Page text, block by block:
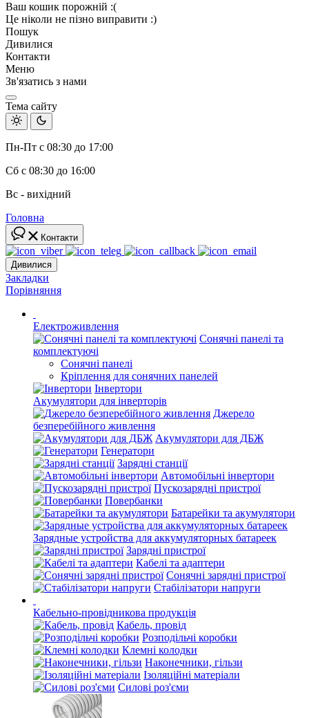
Ваш кошик порожній :(
Це ніколи не пізно виправити :)
Пошук
Дивилися
Контакти
Меню
Зв'язатись з нами
Тема сайту
Пн-Пт с 08:30 до 17:00
Сб с 08:30 до 16:00
Вс - вихідний
Головна
Контакти
Дивилися
Закладки
Порівняння
Електроживлення
Сонячні панелі та
комплектуючі
Сонячні панелі
Кріплення для сонячних панелей
Інвертори
Акумулятори для інверторів
Джерело
безперебійного живлення
Акумулятори для ДБЖ
Генератори
Зарядні станції
Автомобільні інвертори
Пускозарядні пристрої
Повербанки
Батарейки та акумулятори
Зарядные устройства для аккумуляторных батареек
Зарядні пристрої
Кабелі та адаптери
Сонячні зарядні пристрої
Стабілізатори напруги
Кабельно-провідникова продукція
Кабель, провід
Розподільчі коробки
Клемні колодки
Наконечники, гільзи
Ізоляційні матеріали
Силові роз'єми